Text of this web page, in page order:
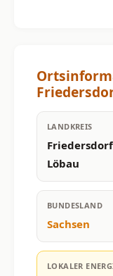
LANDKREIS
Löbau
BUNDESLAND
Sachsen
LOKALER